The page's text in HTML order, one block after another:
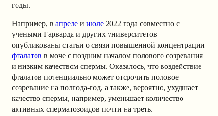
годы.
Например, в апреле и июле 2022 года совместно с
учеными Гарварда и других университетов
опубликованы статьи о связи повышенной концентрации
фталатов в моче с поздним началом полового созревания
и низким качеством спермы. Оказалось, что воздействие
фталатов потенциально может отсрочить половое
созревание на полгода-год, а также, вероятно, ухудшает
качество спермы, например, уменьшает количество
активных сперматозоидов почти на треть.